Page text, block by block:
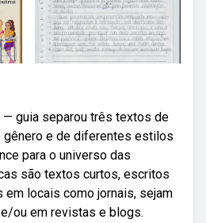
— guia separou três textos de
gênero e de diferentes estilos
para o universo das
são textos curtos, escritos
em locais como jornais, sejam
ou em revistas e blogs.